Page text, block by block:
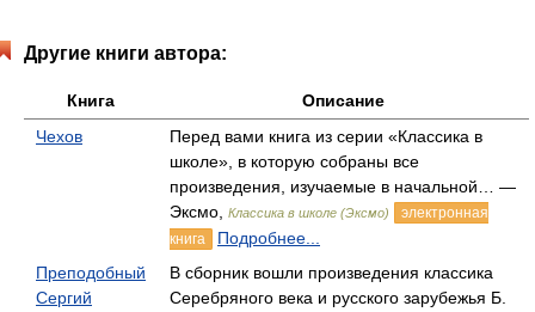
Другие книги автора:
Книга
Описание
Чехов
Перед вами книга из серии «Классика в
школе», в которую собраны все
произведения, изучаемые в начальной… —
Эксмо,
Классика в школе (Эксмо)
электронная
книга
Подробнее...
Преподобный
Сергий
В сборник вошли произведения классика
Серебряного века и русского зарубежья Б.